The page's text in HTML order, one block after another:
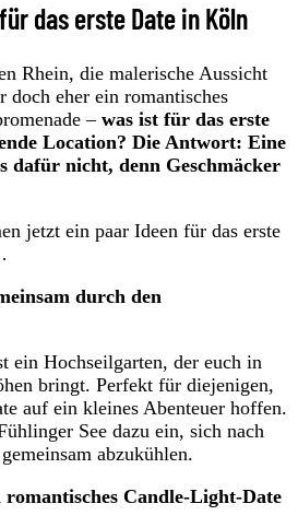
das erste Date in Köln
Rhein, die malerische Aussicht
doch eher ein romantisches
– was ist für das erste
Location? Die Antwort: Eine
dafür nicht, denn Geschmäcker
jetzt ein paar Ideen für das erste
durch den
ein Hochseilgarten, der euch in
bringt. Perfekt für diejenigen,
auf ein kleines Abenteuer hoffen.
See dazu ein, sich nach
abzukühlen.
romantisches Candle-Light-Date